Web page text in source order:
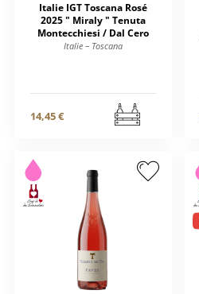
Italie IGT Toscana Rosé
2025 " Miraly " Tenuta
Montecchiesi / Dal Cero
Italie – Toscana
14,45 €